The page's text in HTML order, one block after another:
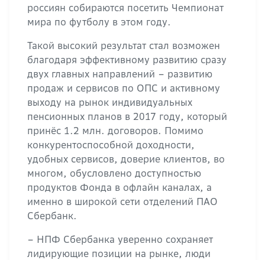
россиян собираются посетить Чемпионат
мира по футболу в этом году.
Такой высокий результат стал возможен
благодаря эффективному развитию сразу
двух главных направлений – развитию
продаж и сервисов по ОПС и активному
выходу на рынок индивидуальных
пенсионных планов в 2017 году, который
принёс 1.2 млн. договоров. Помимо
конкурентоспособной доходности,
удобных сервисов, доверие клиентов, во
многом, обусловлено доступностью
продуктов Фонда в офлайн каналах, а
именно в широкой сети отделений ПАО
Сбербанк.
– НПФ Сбербанка уверенно сохраняет
лидирующие позиции на рынке, люди